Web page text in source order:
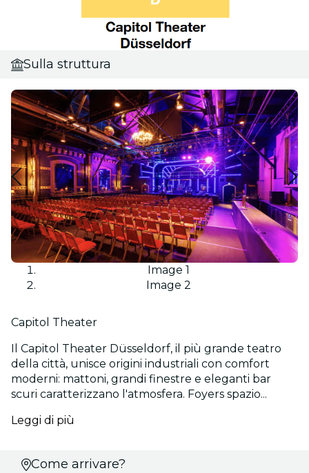
Sulla struttura
Image 1
Image 2
Capitol Theater
Il Capitol Theater Düsseldorf, il più grande teatro
della città, unisce origini industriali con comfort
moderni: mattoni, grandi finestre e eleganti bar
scuri caratterizzano l'atmosfera. Foyers spazio...
Leggi di più
Scegli
Come arrivare?